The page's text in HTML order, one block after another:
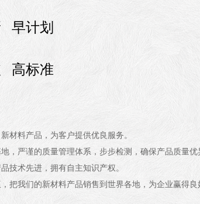
早计划
高标准
材料产品，为客户提供优良服务。
，严谨的质量管理体系，步步检测，确保产品质量优
技术先进，拥有自主知识产权。
，把我们的新材料产品销售到世界各地，为企业赢得